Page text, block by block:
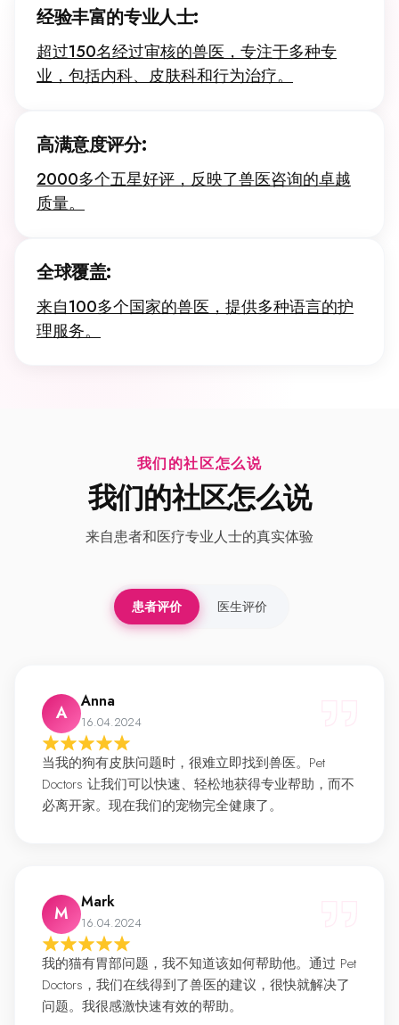
经验丰富的专业人士:
超过150名经过审核的兽医，专注于多种专
业，包括内科、皮肤科和行为治疗。
高满意度评分:
2000多个五星好评，反映了兽医咨询的卓越
质量。
全球覆盖:
来自100多个国家的兽医，提供多种语言的护
理服务。
我们的社区怎么说
我们的社区怎么说
来自患者和医疗专业人士的真实体验
患者评价 医生评价
A
Anna
16.04.2024
当我的狗有皮肤问题时，很难立即找到兽医。Pet
Doctors 让我们可以快速、轻松地获得专业帮助，而不
必离开家。现在我们的宠物完全健康了。
M
Mark
16.04.2024
我的猫有胃部问题，我不知道该如何帮助他。通过 Pet
Doctors，我们在线得到了兽医的建议，很快就解决了
问题。我很感激快速有效的帮助。